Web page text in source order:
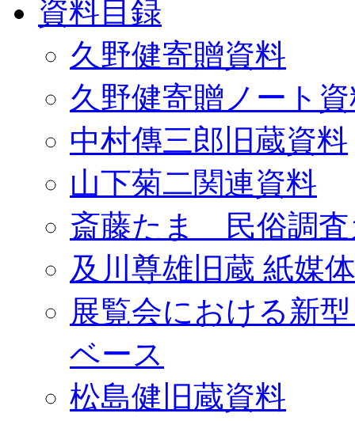
資料目録
久野健寄贈資料
久野健寄贈ノート
中村傳三郎旧蔵資料
山下菊二関連資料
斎藤たま 民俗調査
及川尊雄旧蔵 紙媒
展覧会における新
ベース
松島健旧蔵資料